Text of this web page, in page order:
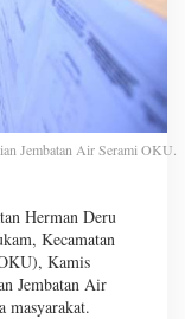
Jembatan Air Serami OKU.
Herman Deru
Kecamatan
Kamis
Jembatan Air
masyarakat.